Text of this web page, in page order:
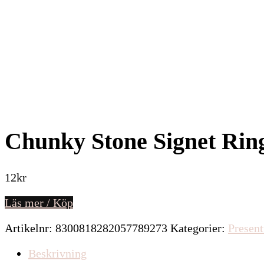
Chunky Stone Signet
12kr
Läs mer / Köp
Artikelnr: 8300818282057789273 Kategorier:
Beskrivning